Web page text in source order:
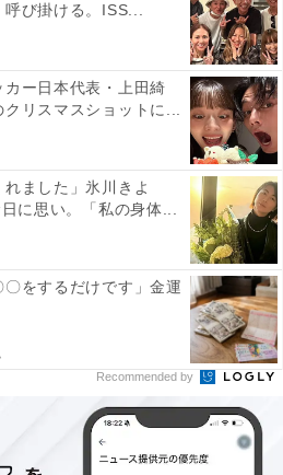
呼び掛ける。ISS...
カー日本代表・上田綺
リスマスショットに...
れました」氷川きよ
日に思い。「私の身体...
〇をするだけです」金運
Recommended by